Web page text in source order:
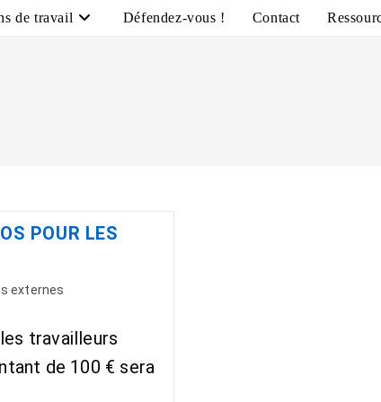
de travail Défendez-vous ! Contact
POUR LES
externes
travailleurs
de 100 € sera